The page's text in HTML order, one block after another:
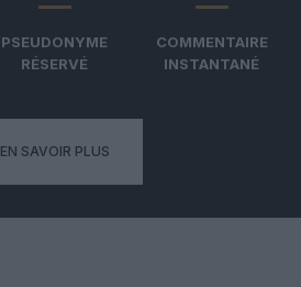
PSEUDONYME
RÉSERVÉ
COMMENTAIRE
INSTANTANÉ
EN SAVOIR PLUS